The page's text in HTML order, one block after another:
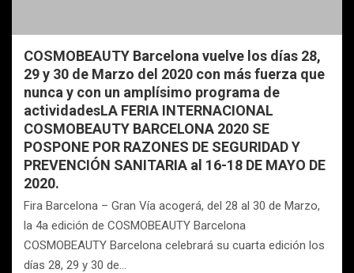
COSMOBEAUTY Barcelona vuelve los días 28,
29 y 30 de Marzo del 2020 con más fuerza que
nunca y con un amplísimo programa de
actividadesLA FERIA INTERNACIONAL
COSMOBEAUTY BARCELONA 2020 SE
POSPONE POR RAZONES DE SEGURIDAD Y
PREVENCIÓN SANITARIA al 16-18 DE MAYO DE
2020.
Fira Barcelona – Gran Vía acogerá, del 28 al 30 de Marzo,
la 4a edición de COSMOBEAUTY Barcelona
COSMOBEAUTY Barcelona celebrará su cuarta edición los
días 28, 29 y 30 de…